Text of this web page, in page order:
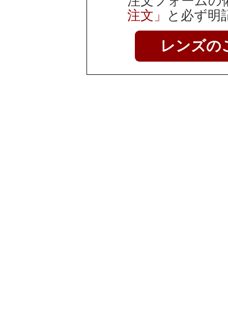
注文」
と必ず明
レンズの